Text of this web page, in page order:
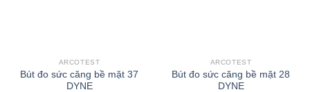
ARCOTEST
Bút đo sức căng bề mặt 37
DYNE
ARCOTEST
Bút đo sức căng bề mặt 28
DYNE